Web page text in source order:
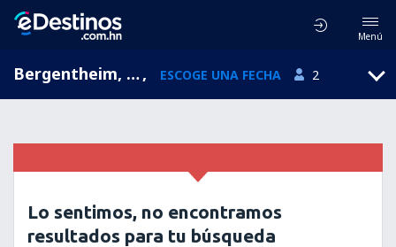
Menú
Bergentheim, Overijssel, Holanda, ESCOGE UNA FECHA 2
Lo sentimos, no encontramos
resultados para tu búsqueda